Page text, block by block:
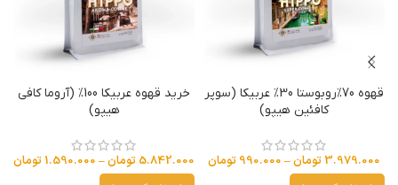
قهوه 70%روبوستا 30% عربیکا (سوپر
کافئین هیپو)
3.979.000 تومان–
990.000 تومان
خرید قهوه عربیکا 100% (آروما کافی
هیپو)
5.842.000 تومان–
1.590.000 تومان